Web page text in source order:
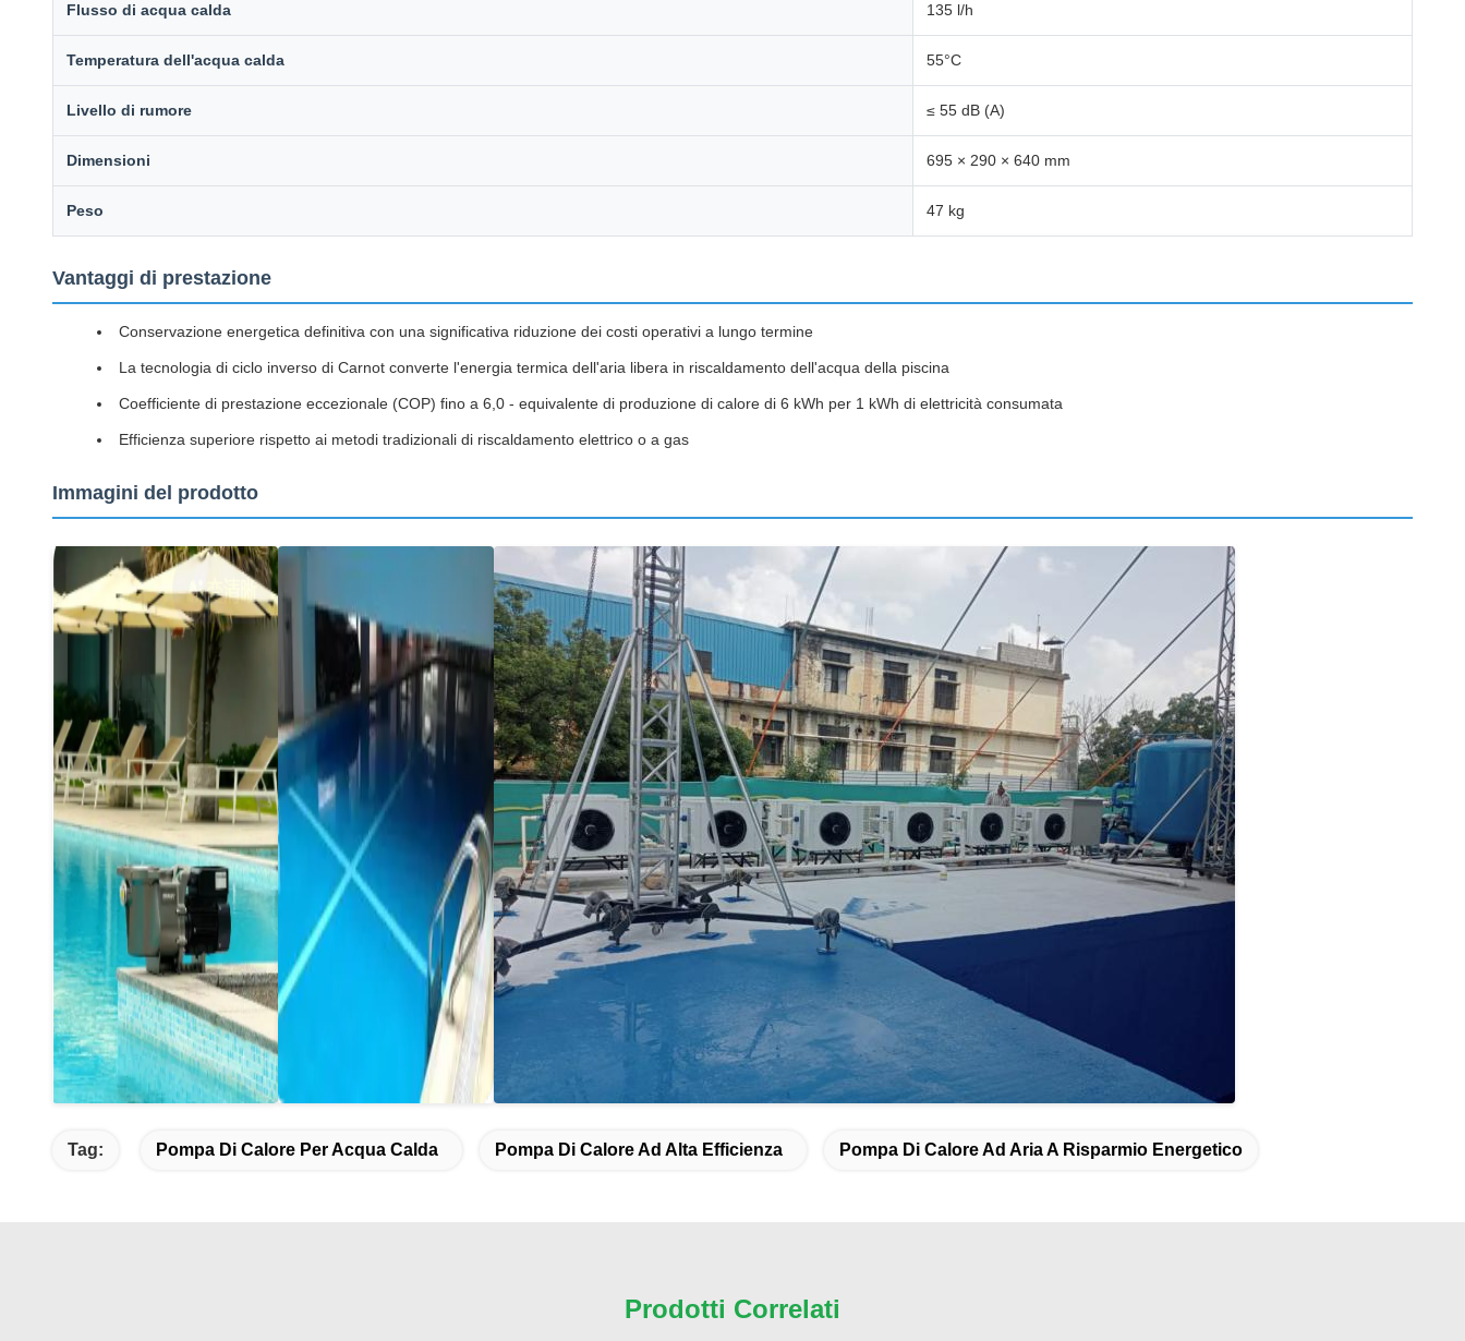
Flusso di acqua calda 135 l/h
Temperatura dell'acqua calda 55°C
Livello di rumore ≤ 55 dB (A)
Dimensioni 695 × 290 × 640 mm
Peso 47 kg
Vantaggi di prestazione
Conservazione energetica definitiva con una significativa riduzione dei costi operativi a lungo termine
La tecnologia di ciclo inverso di Carnot converte l'energia termica dell'aria libera in riscaldamento dell'acqua della piscina
Coefficiente di prestazione eccezionale (COP) fino a 6,0 - equivalente di produzione di calore di 6 kWh per 1 kWh di elettricità consumata
Efficienza superiore rispetto ai metodi tradizionali di riscaldamento elettrico o a gas
Immagini del prodotto
Tag: Pompa Di Calore Per Acqua Calda Pompa Di Calore Ad Alta Efficienza Pompa Di Calore Ad Aria A Risparmio Energetico
Prodotti Correlati